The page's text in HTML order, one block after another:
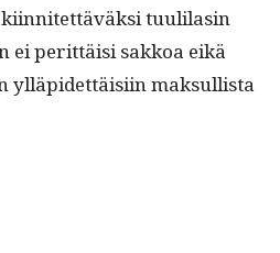
tuulilasin
ei perit­täisi sakkoa eikä
ylläpi­det­täisi­in mak­sullista